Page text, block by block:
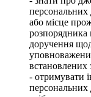
персональних
або місце
розпорядника
доручення
встановлених
- отримувати
персональних